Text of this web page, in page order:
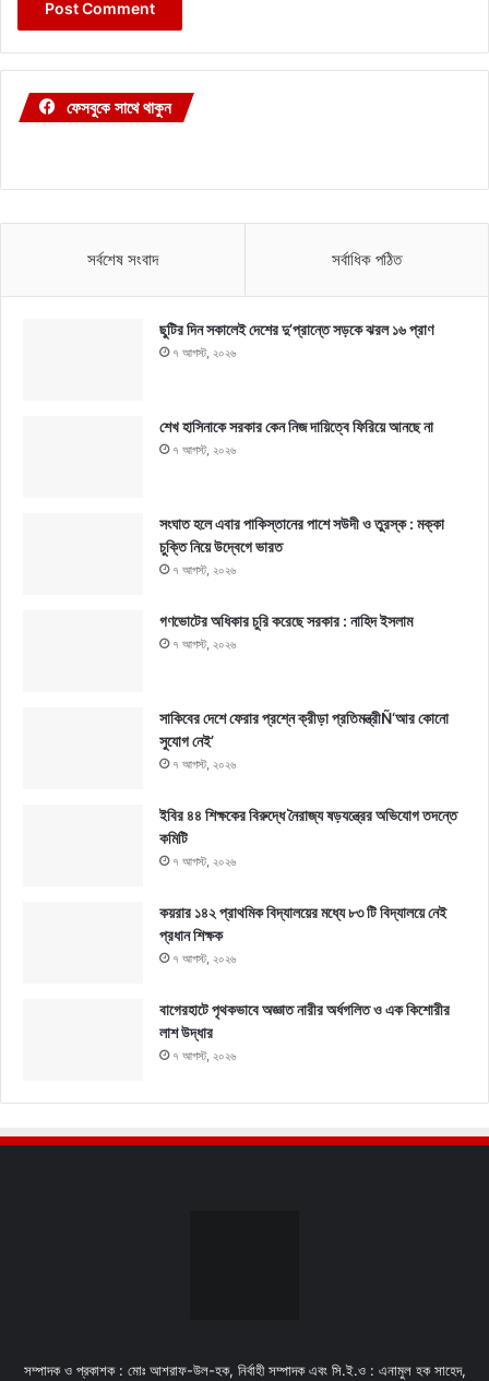
ফেসবুকে সাথে থাকুন
সর্বশেষ সংবাদ সর্বাধিক পঠিত
ছুটির দিন সকালেই দেশের দু’প্রান্তে সড়কে ঝরল ১৬ প্রাণ
৭ আগস্ট, ২০২৬
শেখ হাসিনাকে সরকার কেন নিজ দায়িত্বে ফিরিয়ে আনছে না
৭ আগস্ট, ২০২৬
সংঘাত হলে এবার পাকিস্তানের পাশে সউদী ও তুরস্ক : মক্কা
চুক্তি নিয়ে উদ্বেগে ভারত
৭ আগস্ট, ২০২৬
গণভোটের অধিকার চুরি করেছে সরকার : নাহিদ ইসলাম
৭ আগস্ট, ২০২৬
সাকিবের দেশে ফেরার প্রশ্নে ক্রীড়া প্রতিমন্ত্রীÑ‘আর কোনো
সুযোগ নেই’
৭ আগস্ট, ২০২৬
ইবির ৪৪ শিক্ষকের বিরুদ্ধে নৈরাজ্য ষড়যন্ত্রের অভিযোগ তদন্তে
কমিটি
৭ আগস্ট, ২০২৬
কয়রার ১৪২ প্রাথমিক বিদ্যালয়ের মধ্যে ৮৩ টি বিদ্যালয়ে নেই
প্রধান শিক্ষক
৭ আগস্ট, ২০২৬
বাগেরহাটে পৃথকভাবে অজ্ঞাত নারীর অর্ধগলিত ও এক কিশোরীর
লাশ উদ্ধার
৭ আগস্ট, ২০২৬
সম্পাদক ও প্রকাশক : মোঃ আশরাফ-উল-হক, নির্বাহী সম্পাদক এবং সি.ই.ও : এনামুল হক সাহেদ,